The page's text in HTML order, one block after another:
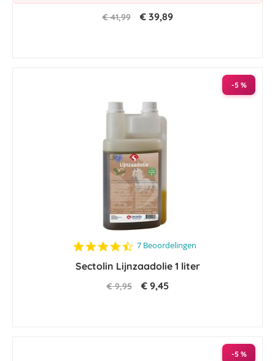
€ 41,99 € 39,89
-5 %
4.7
rating
7 Beoordelingen
Sectolin Lijnzaadolie 1 liter
€ 9,95 € 9,45
-5 %